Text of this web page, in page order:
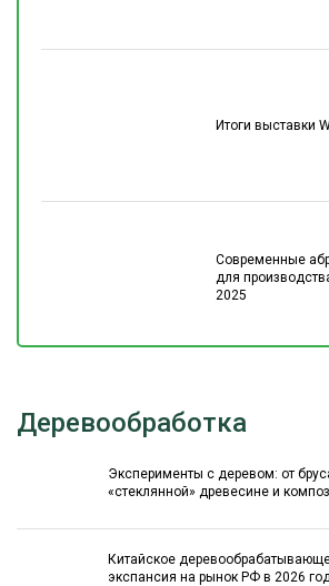
Итоги выставки
Современные
для
2025
Деревообработка
Эксперименты с деревом: от
«стеклянной» древесине и
Китайское
экспансия на рынок РФ в 2026